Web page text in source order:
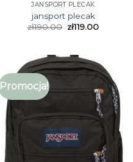
JANSPORT PLECAK
jansport plecak
zł190.00 zł119.00
Promocja!